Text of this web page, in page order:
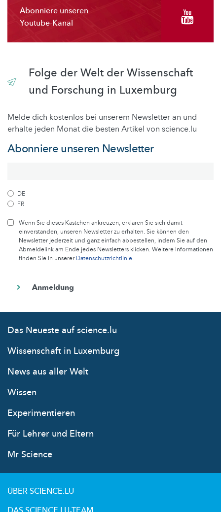
Abonniere unseren
Youtube-Kanal
Folge der Welt der Wissenschaft
und Forschung in Luxemburg
Melde dich kostenlos bei unserem Newsletter an und
erhalte jeden Monat die besten Artikel von science.lu
Abonniere unseren Newsletter
DE
FR
Wenn Sie dieses Kästchen ankreuzen, erklären Sie sich damit
einverstanden, unseren Newsletter zu erhalten. Sie können den
Newsletter jederzeit und ganz einfach abbestellen, indem Sie auf den
Abmeldelink am Ende jedes Newsletters klicken. Weitere Informationen
finden Sie in unsererDatenschutzrichtlinie.
Das Neueste auf science.lu
Wissenschaft in Luxemburg
News aus aller Welt
Wissen
Experimentieren
Für Lehrer und Eltern
Mr Science
ÜBER SCIENCE.LU